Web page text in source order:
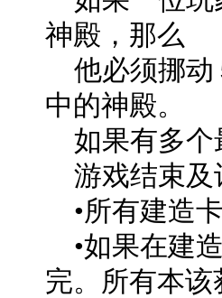
神殿，那么
他必须挪动
中的神殿。
如果有多个
游戏结束及
•所有建造
•如果在建
完。所有本